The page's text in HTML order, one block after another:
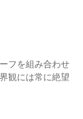
フを組み合わせ
観には常に絶望